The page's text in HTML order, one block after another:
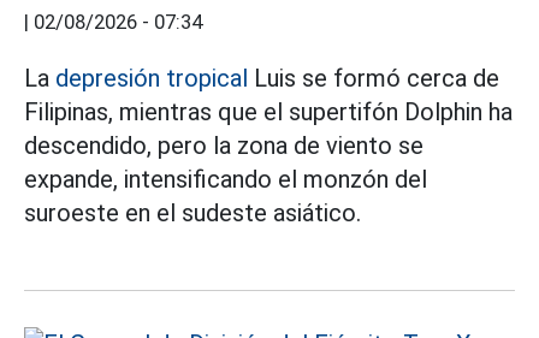
| 02/08/2026 - 07:34
La depresión tropical Luis se formó cerca de
Filipinas, mientras que el supertifón Dolphin ha
descendido, pero la zona de viento se
expande, intensificando el monzón del
suroeste en el sudeste asiático.